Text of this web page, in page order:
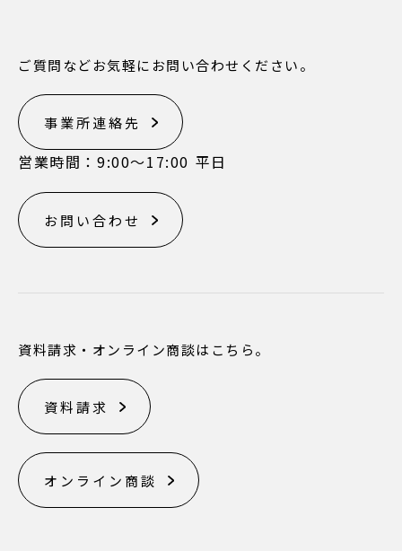
ご質問などお気軽にお問い合わせください。
事業所連絡先
営業時間：9:00〜17:00 平日
お問い合わせ
資料請求・オンライン商談はこちら。
資料請求
オンライン商談